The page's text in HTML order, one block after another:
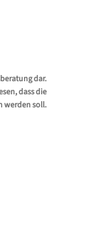
dar.
dass die
werden soll.